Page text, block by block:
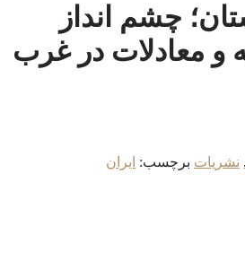
چشم انداز
و معادلات در غرب
, نشریات برچسب: ایران